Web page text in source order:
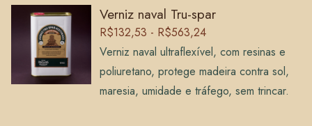
Verniz naval Tru-spar
R$132,53 - R$563,24
Verniz naval ultraflexível, com resinas e
poliuretano, protege madeira contra sol,
maresia, umidade e tráfego, sem trincar.